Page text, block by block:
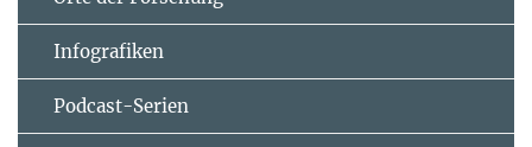
Infografiken
Podcast-Serien